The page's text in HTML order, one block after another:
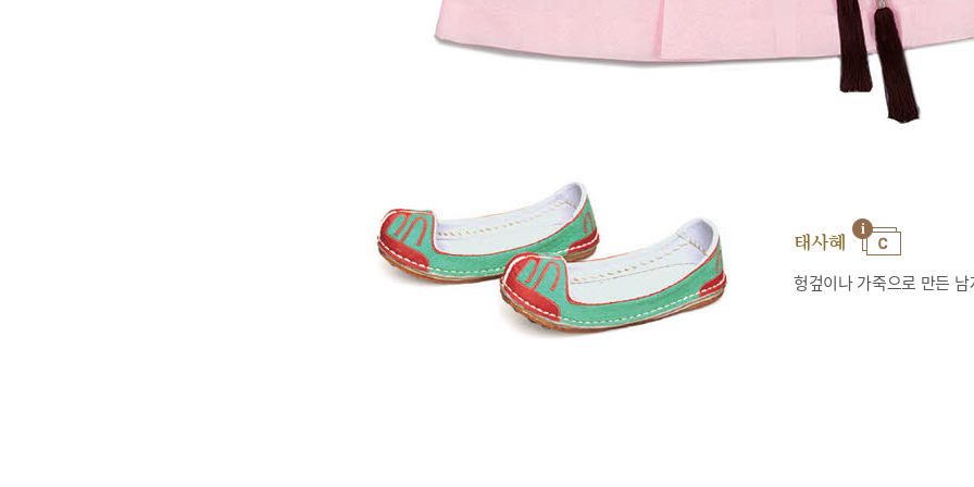
태사혜
헝겊이나 가죽으로 만든